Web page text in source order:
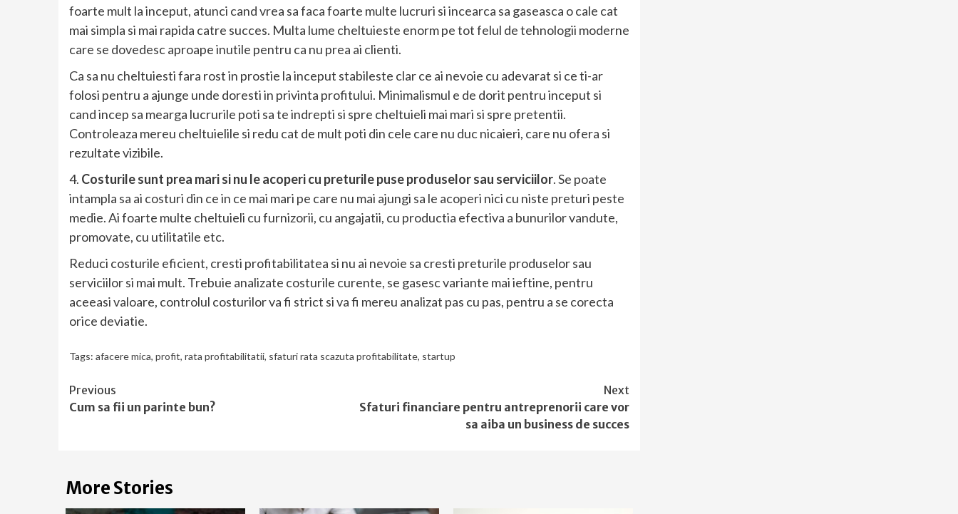
foarte mult la inceput, atunci cand vrea sa faca foarte multe lucruri si incearca sa gaseasca o cale cat
mai simpla si mai rapida catre succes. Multa lume cheltuieste enorm pe tot felul de tehnologii moderne
care se dovedesc aproape inutile pentru ca nu prea ai clienti.
Ca sa nu cheltuiesti fara rost in prostie la inceput stabileste clar ce ai nevoie cu adevarat si ce ti-ar
folosi pentru a ajunge unde doresti in privinta profitului. Minimalismul e de dorit pentru inceput si
cand incep sa mearga lucrurile poti sa te indrepti si spre cheltuieli mai mari si spre pretentii.
Controleaza mereu cheltuielile si redu cat de mult poti din cele care nu duc nicaieri, care nu ofera si
rezultate vizibile.
4. Costurile sunt prea mari si nu le acoperi cu preturile puse produselor sau serviciilor. Se poate
intampla sa ai costuri din ce in ce mai mari pe care nu mai ajungi sa le acoperi nici cu niste preturi peste
medie. Ai foarte multe cheltuieli cu furnizorii, cu angajatii, cu productia efectiva a bunurilor vandute,
promovate, cu utilitatile etc.
Reduci costurile eficient, cresti profitabilitatea si nu ai nevoie sa cresti preturile produselor sau
serviciilor si mai mult. Trebuie analizate costurile curente, se gasesc variante mai ieftine, pentru
aceeasi valoare, controlul costurilor va fi strict si va fi mereu analizat pas cu pas, pentru a se corecta
orice deviatie.
Tags: afacere mica, profit, rata profitabilitatii, sfaturi rata scazuta profitabilitate, startup
Continue
Reading
Previous
Cum sa fii un parinte bun?
Next
Sfaturi financiare pentru antreprenorii care vor
sa aiba un business de succes
More Stories